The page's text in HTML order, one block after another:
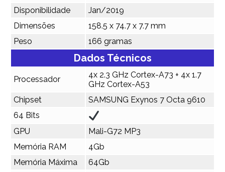
Disponibilidade
Jan/2019
Dimensões
158.5 x 74.7 x 7.7 mm
Peso
166 gramas
Dados Técnicos
Processador
4x 2.3 GHz Cortex-A73 + 4x 1.7
GHz Cortex-A53
Chipset
SAMSUNG Exynos 7 Octa 9610
64 Bits
GPU
Mali-G72 MP3
Memória RAM
4Gb
Memória Máxima
64Gb